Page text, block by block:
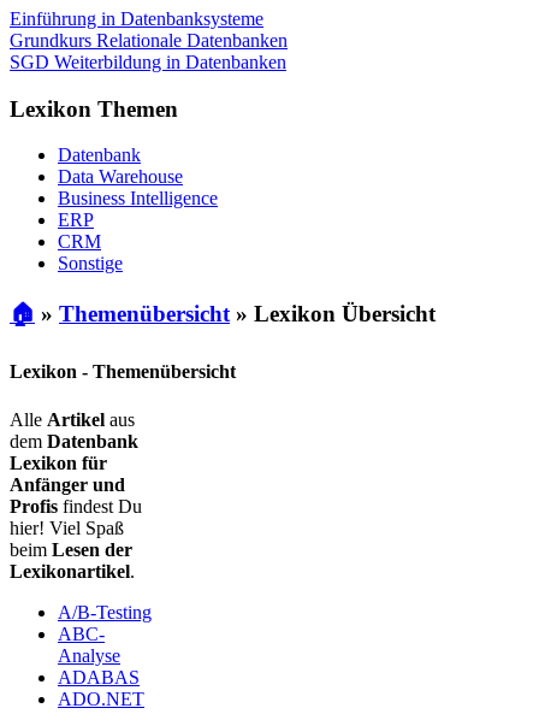
Einführung in Datenbanksysteme
Grundkurs Relationale Datenbanken
SGD Weiterbildung in Datenbanken
Lexikon Themen
Datenbank
Data Warehouse
Business Intelligence
ERP
CRM
Sonstige
🏠 » Themenübersicht » Lexikon Übersicht
Lexikon - Themenübersicht
Alle Artikel aus
dem Datenbank
Lexikon für
Anfänger und
Profis findest Du
hier! Viel Spaß
beim Lesen der
Lexikonartikel.
A/B-Testing
ABC-
Analyse
ADABAS
ADO.NET